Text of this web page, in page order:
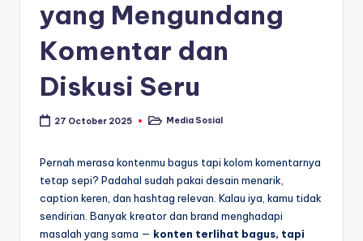
yang Mengundang
Komentar dan
Diskusi Seru
27 October 2025
PostedMedia Sosial
Pernah merasa kontenmu bagus tapi kolom komentarnya
tetap sepi? Padahal sudah pakai desain menarik,
caption keren, dan hashtag relevan. Kalau iya, kamu tidak
sendirian. Banyak kreator dan brand menghadapi
masalah yang sama — konten terlihat bagus, tapi